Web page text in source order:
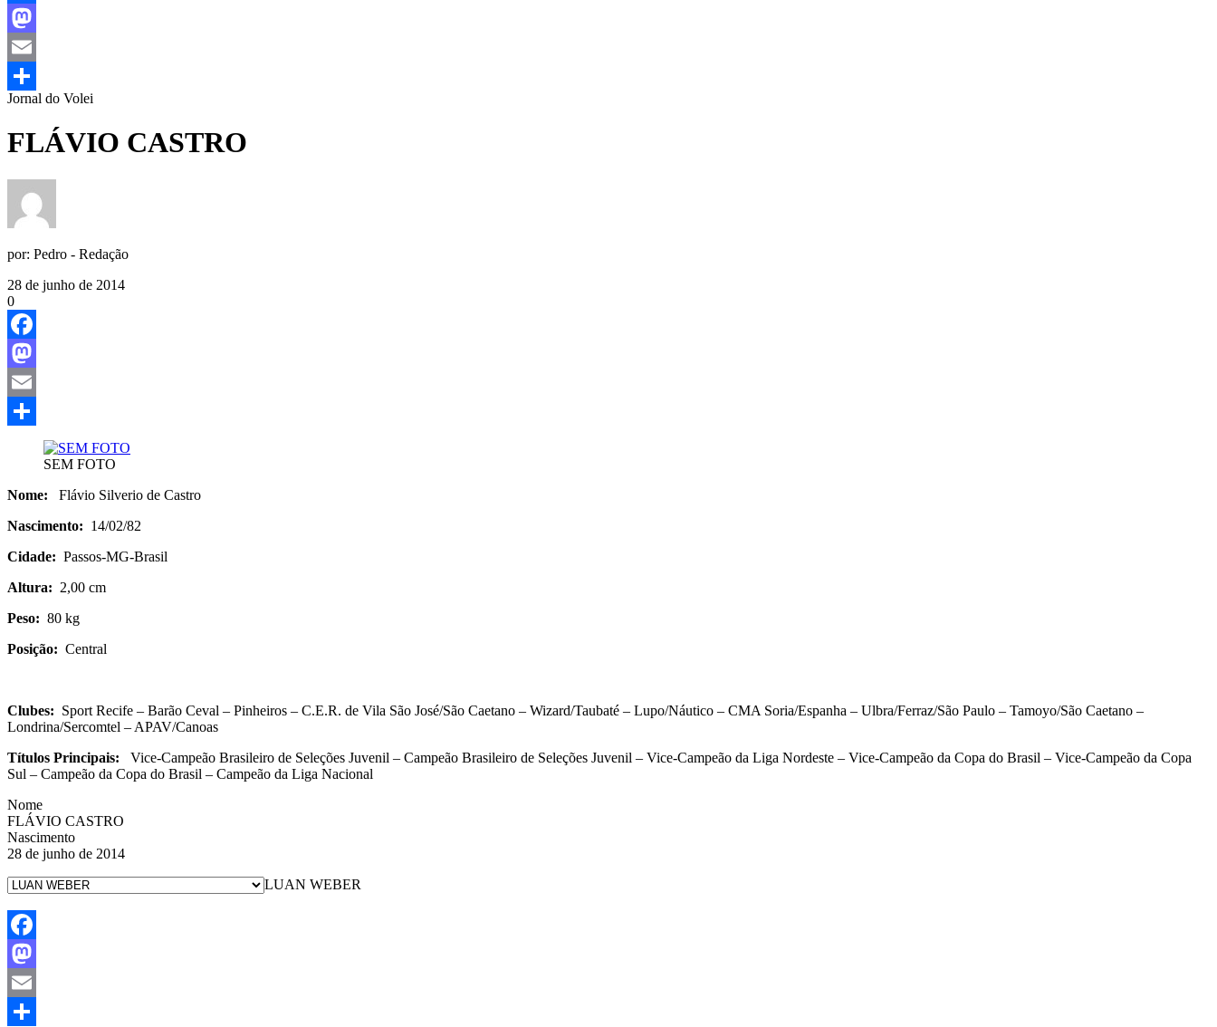
Facebook
Mastodon
Email
Share
Jornal do Volei
FLÁVIO CASTRO
por: Pedro - Redação
28 de junho de 2014
0
Facebook
Mastodon
Email
SEM FOTO
Nome: Flávio Silverio de Castro
Nascimento: 14/02/82
Cidade: Passos-MG-Brasil
Altura: 2,00 cm
Peso: 80 kg
Posição: Central
Clubes: Sport Recife – Barão Ceval – Pinheiros – C.E.R. de Vila São José/São Caetano – Wizard/Taubaté – Lupo/Náutico – CMA Soria/Espanha – Ulbra/Ferraz/São Paulo – Tamoyo/São Caetano –
Londrina/Sercomtel – APAV/Canoas
Títulos Principais: Vice-Campeão Brasileiro de Seleções Juvenil – Campeão Brasileiro de Seleções Juvenil – Vice-Campeão da Liga Nordeste – Vice-Campeão da Copa do Brasil – Vice-Campeão da Copa
Sul – Campeão da Copa do Brasil – Campeão da Liga Nacional
Nome
FLÁVIO CASTRO
Nascimento
28 de junho de 2014
LUAN WEBER
Facebook
Mastodon
Email